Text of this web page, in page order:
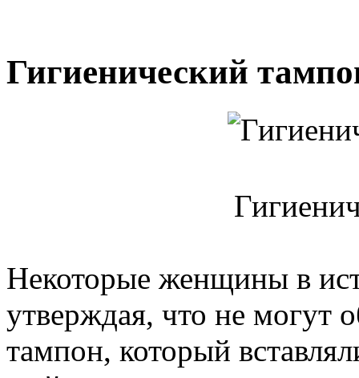
Гигиенический
Некоторые женщины в
утверждая, что не могут
тампон, который